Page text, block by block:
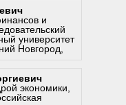
и
университет
Новгород,
экономики,